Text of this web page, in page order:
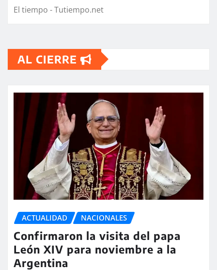
El tiempo - Tutiempo.net
AL CIERRE
ACTUALIDAD NACIONALES
Confirmaron la visita del papa
León XIV para noviembre a la
Argentina